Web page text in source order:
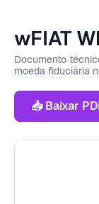
wFIAT
Documento
moeda fiduciária
📥 Baixar